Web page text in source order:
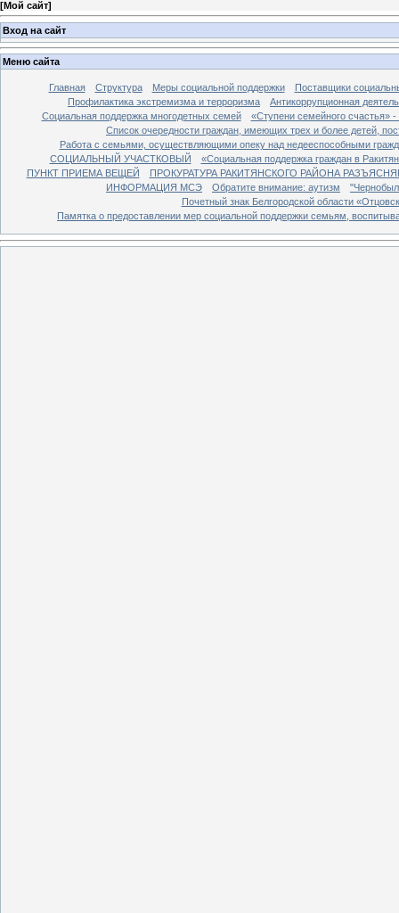
[Мой сайт]
Вход на сайт
Меню сайта
Главная Структура Меры социальной поддержки
Поставщики
Профилактика экстремизма и терроризма
Антикоррупционная
Социальная поддержка многодетных семей
«Ступени семейного счастья»
Список очередности граждан, имеющих трех и более детей,
Работа с семьями, осуществляющими опеку над недееспособными
СОЦИАЛЬНЫЙ УЧАСТКОВЫЙ
«Социальная поддержка граждан в
ПУНКТ ПРИЕМА ВЕЩЕЙ
ПРОКУРАТУРА РАКИТЯНСКОГО РАЙОНА
ИНФОРМАЦИЯ МСЭ
Обратите внимание: аутизм
Почетный знак Белгородской области
Памятка о предоставлении мер социальной поддержки семьям,